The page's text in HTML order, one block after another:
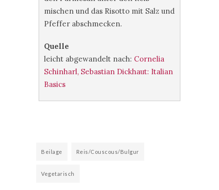
mischen und das Risotto mit Salz und
Pfeffer abschmecken.
Quelle
leicht abgewandelt nach: Cornelia
Schinharl, Sebastian Dickhaut: Italian
Basics
Beilage Reis/Couscous/Bulgur
Vegetarisch